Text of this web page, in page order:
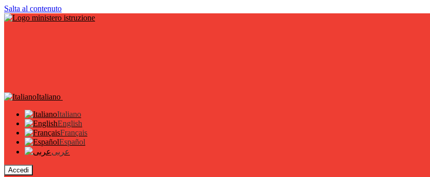
Salta al contenuto
Italiano
Italiano
English
Français
Español
عربى
Accedi